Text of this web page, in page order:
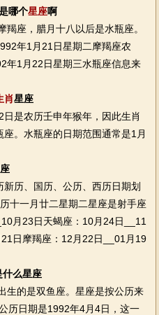
哪个星座啊
座，腊月十八以后是水瓶座。
年1月21日星期二摩羯座农
年1月22日星期三水瓶座信息来
肖星座
是农历壬申年猴年，因此生肖
。水瓶座的日期范围通常是1月
历、国历、公历、西历日期划
十一月廿二星期二星座是射手座
月23日天蝎座：10月24日__11
日摩羯座：12月22日__01月19
么星座
的是双鱼座。星座是按公历来
历日期是1992年4月4日，这一